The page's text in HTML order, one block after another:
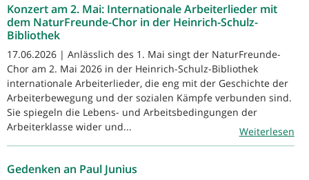
Konzert am 2. Mai: Internationale Arbeiterlieder mit
dem NaturFreunde-Chor in der Heinrich-Schulz-
Bibliothek
17.06.2026 | Anlässlich des 1. Mai singt der NaturFreunde-
Chor am 2. Mai 2026 in der Heinrich-Schulz-Bibliothek
internationale Arbeiterlieder, die eng mit der Geschichte der
Arbeiterbewegung und der sozialen Kämpfe verbunden sind.
Sie spiegeln die Lebens- und Arbeitsbedingungen der
Arbeiterklasse wider und...
Weiterlesen
Gedenken an Paul Junius